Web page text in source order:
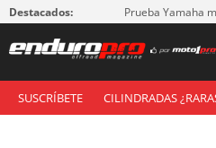
Destacados: Prueba Yamaha
SUSCRÍBETE CILINDRADAS